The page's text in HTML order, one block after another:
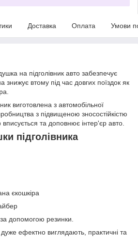
Доставка Оплата Умови
на підголівник авто забезпечує
знижує втому під час довгих поїздок як
виготовлена ​​з автомобільної
з підвищеною зносостійкістю
та доповнює інтер'єр авто.
підголівника
єкошкіра
допомогою резинки.
ефектно виглядають, практичні та